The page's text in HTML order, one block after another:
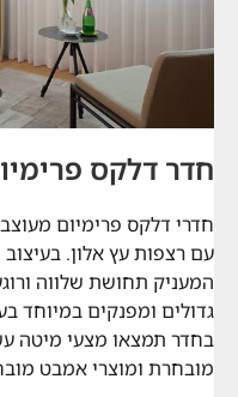
חדר דלקס
חדרי דלקס פרימיום
עם רצפות עץ אלון.
המעניק תחושת שלווה
גדולים ומפנקים במיוחד
מובחרת ומוצרי אמבט